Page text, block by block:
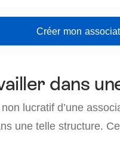
Créer mon
dans
lucratif d’une
une telle structure.